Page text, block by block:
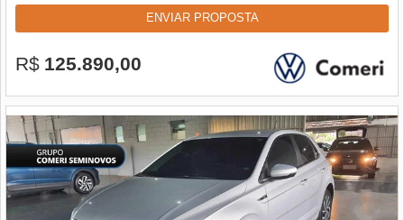
ENVIAR PROPOSTA
R$ 125.890,00